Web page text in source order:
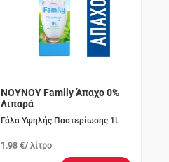
ΝΟΥΝΟΥ Family Άπαχο 0%
Λιπαρά
Γάλα Υψηλής Παστερίωσης 1L
1.98 €/ λίτρο